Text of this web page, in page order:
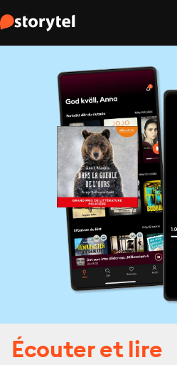
Écouter et lire